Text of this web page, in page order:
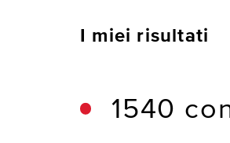
I miei risultati
1540